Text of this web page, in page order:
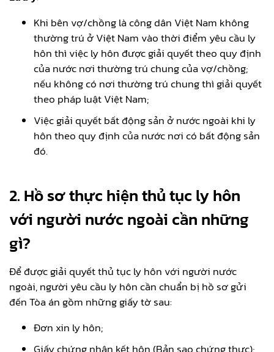
Khi bên vợ/chồng là công dân Việt Nam không
thường trú ở Việt Nam vào thời điểm yêu cầu ly
hôn thì việc ly hôn được giải quyết theo quy định
của nước nơi thường trú chung của vợ/chồng;
nếu không có nơi thường trú chung thì giải quyết
theo pháp luật Việt Nam;
Việc giải quyết bất động sản ở nước ngoài khi ly
hôn theo quy định của nước nơi có bất động sản
đó.
2. Hồ sơ thực hiện thủ tục ly hôn
với người nước ngoài cần những
gì?
Để được giải quyết thủ tục ly hôn với người nước
ngoài, người yêu cầu ly hôn cần chuẩn bị hồ sơ gửi
đến Tòa án gồm những giấy tờ sau:
Đơn xin ly hôn;
Giấy chứng nhận kết hôn (Bản sao chứng thực);